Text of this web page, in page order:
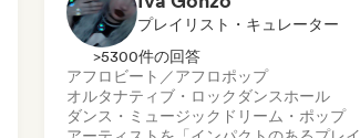
プレイリスト・キュレーター
>5300件の回答
アフロビート／アフロポップ
オルタナティブ・ロック ダンスホール
ダンス・ミュージック ドリーム・ポップ